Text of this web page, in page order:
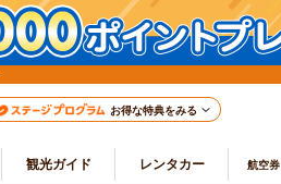
お得な特典をみる
観光ガイド レンタカー 航空券